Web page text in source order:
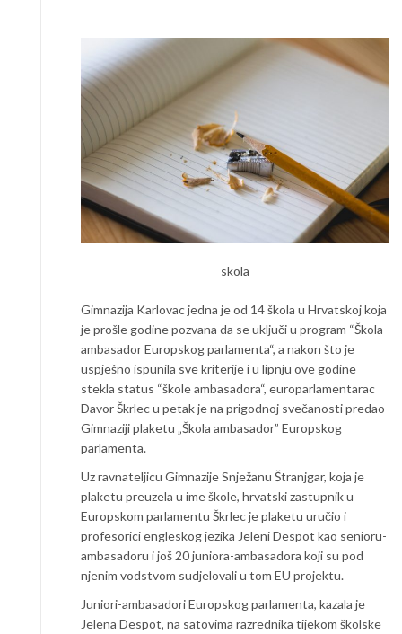
skola
Gimnazija Karlovac jedna je od 14 škola u Hrvatskoj koja
je prošle godine pozvana da se uključi u program “Škola
ambasador Europskog parlamenta“, a nakon što je
uspješno ispunila sve kriterije i u lipnju ove godine
stekla status “škole ambasadora“, europarlamentarac
Davor Škrlec u petak je na prigodnoj svečanosti predao
Gimnaziji plaketu „Škola ambasador” Europskog
parlamenta.
Uz ravnateljicu Gimnazije Snježanu Štranjgar, koja je
plaketu preuzela u ime škole, hrvatski zastupnik u
Europskom parlamentu Škrlec je plaketu uručio i
profesorici engleskog jezika Jeleni Despot kao senioru-
ambasadoru i još 20 juniora-ambasadora koji su pod
njenim vodstvom sudjelovali u tom EU projektu.
Juniori-ambasadori Europskog parlamenta, kazala je
Jelena Despot, na satovima razrednika tijekom školske